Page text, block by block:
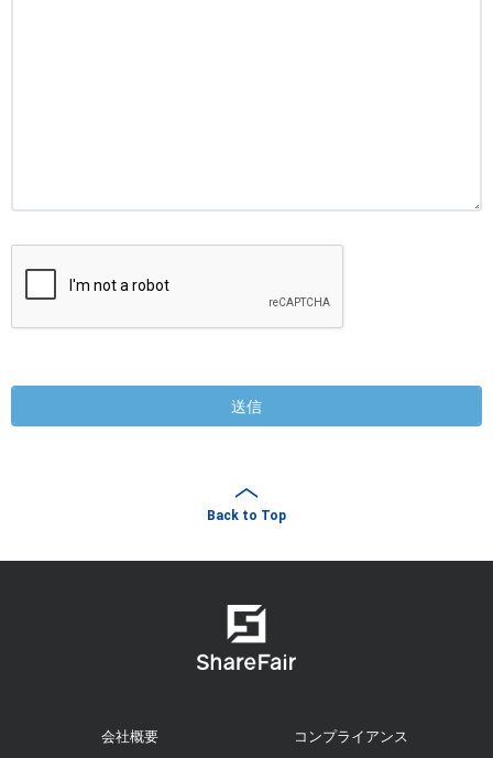
送信
Back to Top
会社概要 コンプライアンス